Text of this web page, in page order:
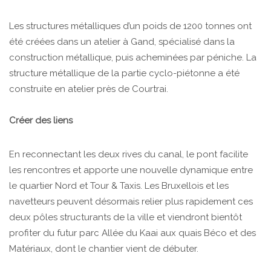
Les structures métalliques d’un poids de 1200 tonnes ont
été créées dans un atelier à Gand, spécialisé dans la
construction métallique, puis acheminées par péniche. La
structure métallique de la partie cyclo-piétonne a été
construite en atelier près de Courtrai.
Créer des liens
En reconnectant les deux rives du canal, le pont facilite
les rencontres et apporte une nouvelle dynamique entre
le quartier Nord et Tour & Taxis. Les Bruxellois et les
navetteurs peuvent désormais relier plus rapidement ces
deux pôles structurants de la ville et viendront bientôt
profiter du futur parc Allée du Kaai aux quais Béco et des
Matériaux, dont le chantier vient de débuter.